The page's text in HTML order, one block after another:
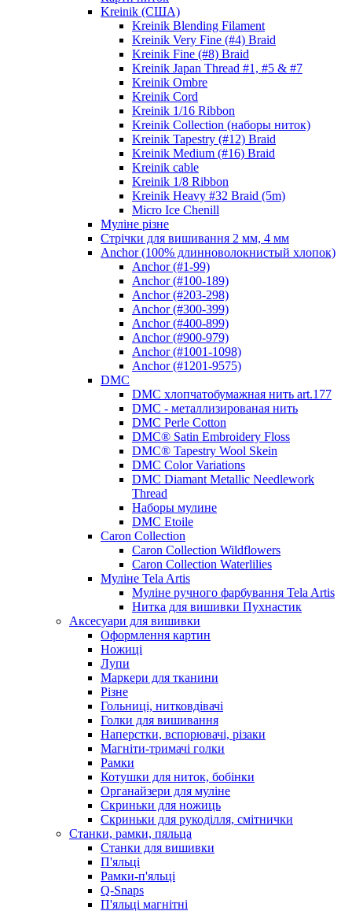
Kreinik (США)
Kreinik Blending Filament
Kreinik Very Fine (#4) Braid
Kreinik Fine (#8) Braid
Kreinik Japan Thread #1, #5 & #7
Kreinik Ombre
Kreinik Cord
Kreinik 1/16 Ribbon
Kreinik Collection (наборы ниток)
Kreinik Tapestry (#12) Braid
Kreinik Medium (#16) Braid
Kreinik cable
Kreinik 1/8 Ribbon
Kreinik Heavy #32 Braid (5m)
Micro Ice Chenill
Муліне різне
Стрічки для вишивання 2 мм, 4 мм
Anchor (100% длинноволокнистый хлопок)
Anchor (#1-99)
Anchor (#100-189)
Anchor (#203-298)
Anchor (#300-399)
Anchor (#400-899)
Anchor (#900-979)
Anchor (#1001-1098)
Anchor (#1201-9575)
DMC
DMC хлопчатобумажная нить art.177
DMC - металлизированая нить
DMC Perle Cotton
DMC® Satin Embroidery Floss
DMC® Tapestry Wool Skein
DMC Color Variations
DMC Diamant Metallic Needlework
Thread
Наборы мулине
DMC Etoile
Caron Collection
Caron Collection Wildflowers
Caron Collection Waterlilies
Муліне Tela Artis
Муліне ручного фарбування Tela Artis
Нитка для вишивки Пухнастик
Аксесуари для вишивки
Оформлення картин
Ножиці
Лупи
Маркери для тканини
Різне
Гольниці, нитковдівачі
Голки для вишивання
Наперстки, вспорювачі, різаки
Магніти-тримачі голки
Рамки
Котушки для ниток, бобінки
Органайзери для муліне
Скриньки для ножиць
Скриньки для рукоділля, смітнички
Станки, рамки, пяльца
Станки для вишивки
П'яльці
Рамки-п'яльці
Q-Snaps
П'яльці магнітні